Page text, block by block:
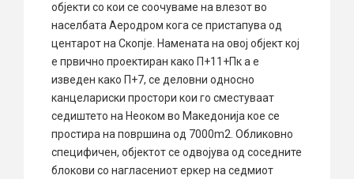
објекти со кои се соочуваме на влезот во
населбата Аеродром кога се пристапува од
центарот на Скопје. Намената на овој објект кој
е првично проектиран како П+11+Пк а е
изведен како П+7, се деловни односно
канцелариски простори кои го сместуваат
седиштето на Неоком во Македонија кое се
простира на површина од 7000m2. Обликовно
специфичен, објектот се одвојува од соседните
блокови со нагласениот еркер на седмиот